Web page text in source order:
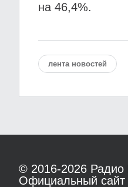
на 46,4%.
лента новостей
© 2016-2026 Радио
Официальный сайт